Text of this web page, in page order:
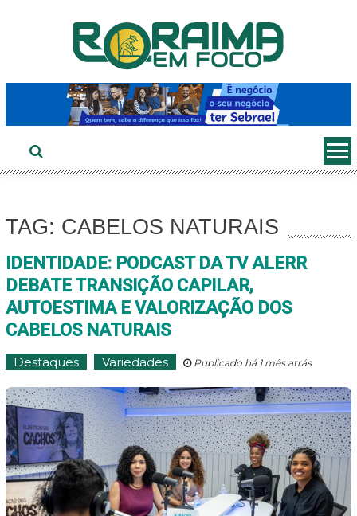
TAG: CABELOS NATURAIS
IDENTIDADE: PODCAST DA TV ALERR
DEBATE TRANSIÇÃO CAPILAR,
AUTOESTIMA E VALORIZAÇÃO DOS
CABELOS NATURAIS
Destaques Variedades Publicado há 1 mês atrás